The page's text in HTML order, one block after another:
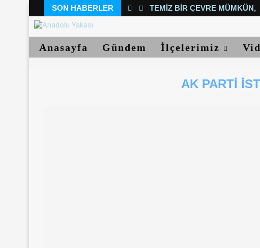
SON HABERLER TEMIZ BIR ÇEVRE MÜMKÜN,
Anasayfa Gündem İlçelerimiz
AK PARTI